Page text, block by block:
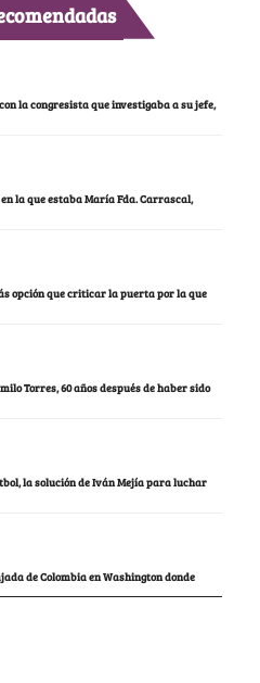
la congresista que investigaba a su jefe,
la que estaba María Fda. Carrascal,
opción que criticar la puerta por la que
Torres, 60 años después de haber sido
la solución de Iván Mejía para luchar
de Colombia en Washington donde